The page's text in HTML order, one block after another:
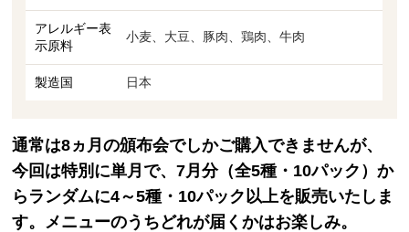
アレルギー表
示原料
小麦、大豆、豚肉、鶏肉、牛肉
製造国 日本
通常は8ヵ月の頒布会でしかご購入できませんが、
今回は特別に単月で、7月分（全5種・10パック）か
らランダムに4～5種・10パック以上を販売いたしま
す。メニューのうちどれが届くかはお楽しみ。